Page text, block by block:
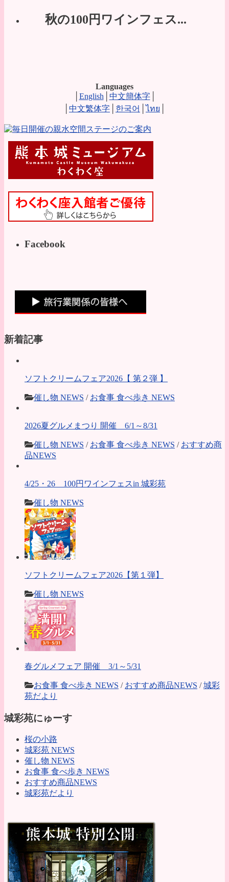
秋の100円ワインフェス...
Languages
English 中文簡体字│
中文繁体字 한국어 │ไทย
Facebook
新着記事
ソフトクリームフェア2026【 第２弾 】
催し物 NEWS / お食事 食べ歩き NEWS
2026夏グルメまつり 開催 6/1～8/31
催し物 NEWS / お食事 食べ歩き NEWS / おすすめ商
品NEWS
4/25・26 100円ワインフェスin 城彩苑
催し物 NEWS
ソフトクリームフェア2026【第１弾】
催し物 NEWS
春グルメフェア 開催 3/1～5/31
お食事 食べ歩き NEWS / おすすめ商品NEWS /城彩
苑だより
城彩苑にゅーす
桜の小路
城彩苑 NEWS
催し物 NEWS
お食事 食べ歩き NEWS
おすすめ商品NEWS
城彩苑だより